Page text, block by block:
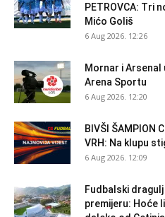
PETROVCA: Tri
Mićo Goliš
6 Aug 2026. 12:26
Mornar i Arsenal
Arena Sportu
6 Aug 2026. 12:20
BIVŠI ŠAMPION
VRH: Na klupu
6 Aug 2026. 12:09
Fudbalski
premijeru: Hoće